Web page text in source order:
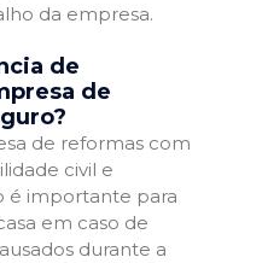
da empresa.
de
de
de reformas com
civil e
é importante para
em caso de
durante a